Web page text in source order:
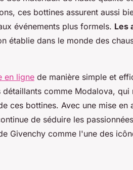
ces bottines assurent aussi
événements plus formels. Les
établie dans le monde des
en ligne de manière simple et
comme Modalova, qui
ces bottines. Avec une mise en
de séduire les
Givenchy comme l'une des